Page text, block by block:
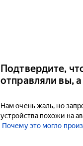
Подтвердите,
отправляли вы,
Нам очень жаль, но
устройства похожи на
Почему это могло